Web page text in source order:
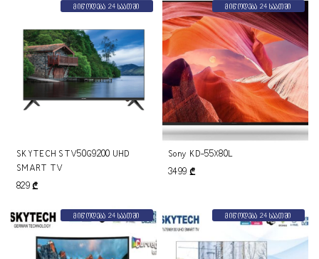
მიწოდება 24 საათში
SKYTECH STV50G9200 UHD
SMART TV
829₾
მიწოდება 24 საათში
Sony KD-55X80L
3499 ₾
მიწოდება 24 საათში მიწოდება 24 საათში